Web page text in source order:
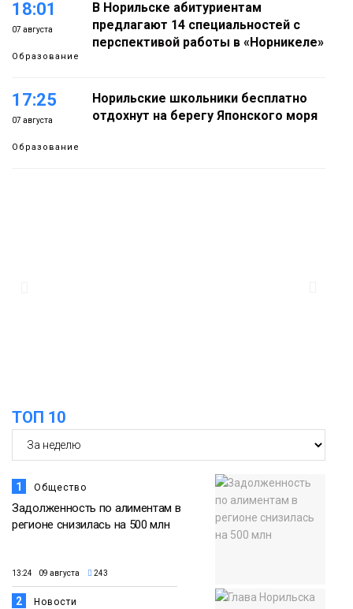
18:01
07 августа
Образование
В Норильске абитуриентам
предлагают 14 специальностей с
перспективой работы в «Норникеле»
17:25
07 августа
Образование
Норильские школьники бесплатно
отдохнут на берегу Японского моря
Спорт
ТОП 10
1 Общество
Задолженность по алиментам в
регионе снизилась на 500 млн
13:24 09 августа 243
2 Новости